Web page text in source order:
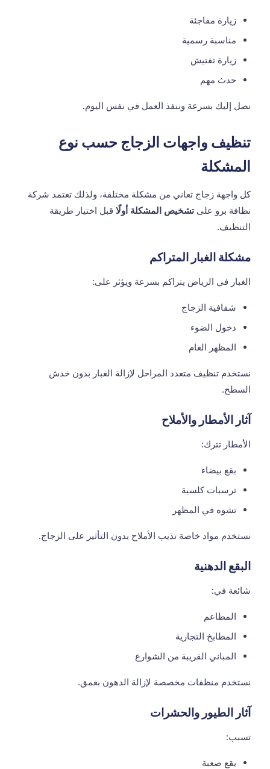
زيارة مفاجئة
مناسبة رسمية
زيارة تفتيش
حدث مهم
نصل إليك بسرعة وننفذ العمل في نفس اليوم.
تنظيف واجهات الزجاج حسب نوع
المشكلة
كل واجهة زجاج تعاني من مشكلة مختلفة، ولذلك تعتمد شركة
نظافة برو علىتشخيص المشكلة أولًا قبل اختيار طريقة
التنظيف.
مشكلة الغبار المتراكم
الغبار في الرياض يتراكم بسرعة ويؤثر على:
شفافية الزجاج
دخول الضوء
المظهر العام
نستخدم تنظيف متعدد المراحل لإزالة الغبار بدون خدش
السطح.
آثار الأمطار والأملاح
الأمطار تترك:
بقع بيضاء
ترسبات كلسية
تشوه في المظهر
نستخدم مواد خاصة تذيب الأملاح بدون التأثير على الزجاج.
البقع الدهنية
شائعة في:
المطاعم
المطابخ التجارية
المباني القريبة من الشوارع
نستخدم منظفات مخصصة لإزالة الدهون بعمق.
آثار الطيور والحشرات
تسبب:
بقع صعبة